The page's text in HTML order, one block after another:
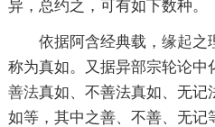
异，总约之，可有如下数种。
依据阿含经典载， 缘起之
称为真如。又据异部宗轮论中
善法真如、不善法真如、无记
如等，其中之善、不善、无记